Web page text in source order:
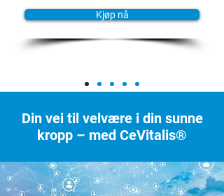
Kjøp nå
Din vei til velvære i din sunne
kropp – med CeVitalis®